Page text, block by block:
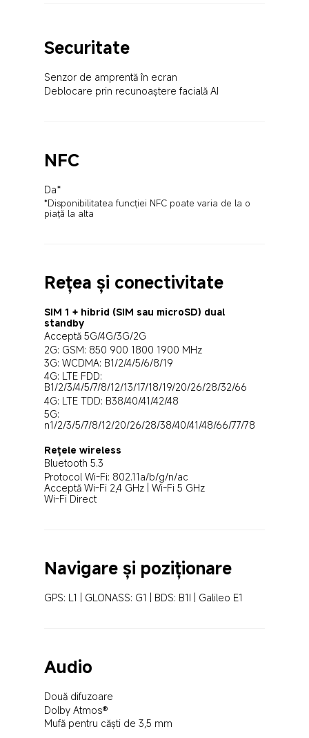
Securitate
Senzor de amprentă în ecran
Deblocare prin recunoaștere facială AI
NFC
Da*
*Disponibilitatea funcției NFC poate varia de la o
piață la alta
Rețea și conectivitate
SIM 1 + hibrid (SIM sau microSD) dual
standby
Acceptă 5G/4G/3G/2G
2G: GSM: 850 900 1800 1900 MHz
3G: WCDMA: B1/2/4/5/6/8/19
4G: LTE FDD:
B1/2/3/4/5/7/8/12/13/17/18/19/20/26/28/32/66
4G: LTE TDD: B38/40/41/42/48
5G:
n1/2/3/5/7/8/12/20/26/28/38/40/41/48/66/77/78
Rețele wireless
Bluetooth 5.3
Protocol Wi-Fi: 802.11a/b/g/n/ac
Acceptă Wi-Fi 2,4 GHz | Wi-Fi 5 GHz
Wi-Fi Direct
Navigare și poziționare
GPS: L1 | GLONASS: G1 | BDS: B1I | Galileo E1
Audio
Două difuzoare
Dolby Atmos®
Mufă pentru căști de 3,5 mm